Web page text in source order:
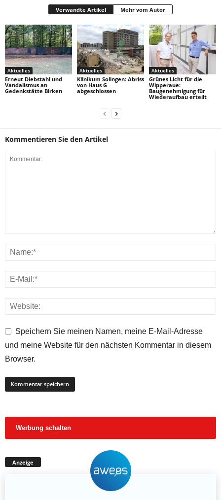
Verwandte Artikel Mehr vom Autor
Aktuelles
Erneut Diebstahl und
Vandalismus an
Gedenkstätte Birken
Aktuelles
Klinikum Solingen: Abriss
von Haus G
abgeschlossen
Aktuelles
Grünes Licht für die
Wipperaue:
Baugenehmigung für
Wiederaufbau erteilt
Kommentieren Sie den Artikel
Speichern Sie meinen Namen, meine E-Mail-Adresse
und meine Website für den nächsten Kommentar in diesem
Browser.
Werbung schalten
Anzeige